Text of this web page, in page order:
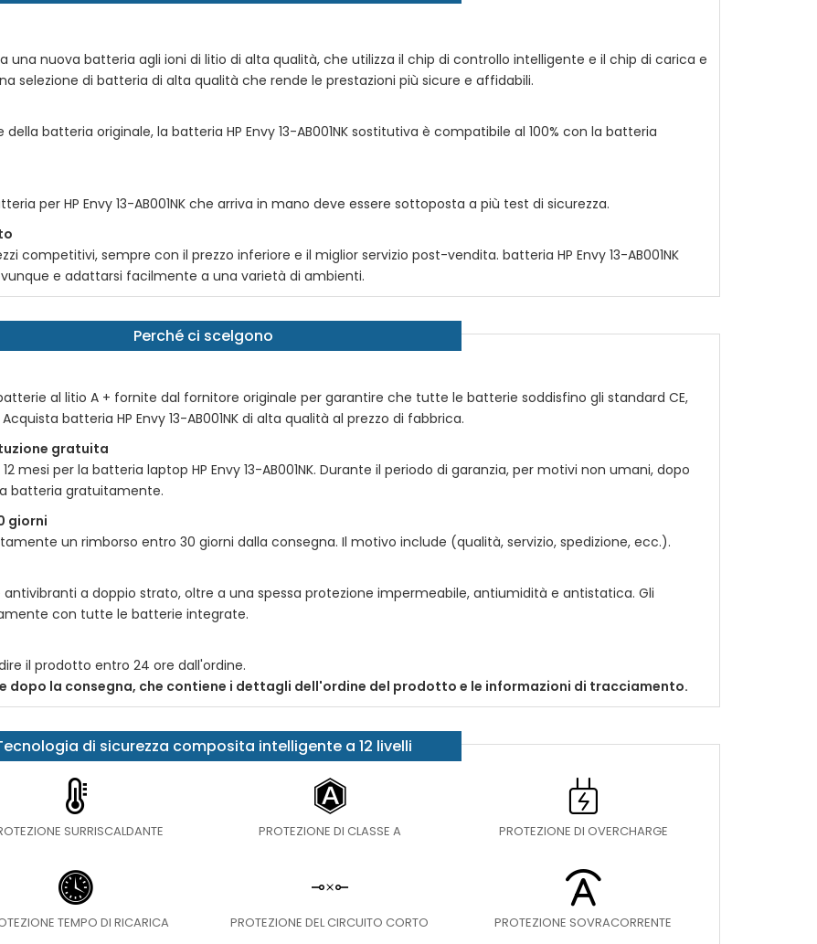
una nuova batteria agli ioni di litio di alta qualità, che utilizza il chip di controllo intelligente e il chip di carica e
selezione di batteria di alta qualità che rende le prestazioni più sicure e affidabili.
della batteria originale, la batteria HP Envy 13-AB001NK sostitutiva è compatibile al 100% con la batteria
per HP Envy 13-AB001NK che arriva in mano deve essere sottoposta a più test di sicurezza.
competitivi, sempre con il prezzo inferiore e il miglior servizio post-vendita. batteria HP Envy 13-AB001NK
e adattarsi facilmente a una varietà di ambienti.
Perché ci scelgono
al litio A + fornite dal fornitore originale per garantire che tutte le batterie soddisfino gli standard CE,
Acquista batteria HP Envy 13-AB001NK di alta qualità al prezzo di fabbrica.
gratuita
mesi per la batteria laptop HP Envy 13-AB001NK. Durante il periodo di garanzia, per motivi non umani, dopo
batteria gratuitamente.
giorni
un rimborso entro 30 giorni dalla consegna. Il motivo include (qualità, servizio, spedizione, ecc.).
a doppio strato, oltre a una spessa protezione impermeabile, antiumidità e antistatica. Gli
con tutte le batterie integrate.
il prodotto entro 24 ore dall'ordine.
dopo la consegna, che contiene i dettagli dell'ordine del prodotto e le informazioni di tracciamento.
di sicurezza composita intelligente a 12 livelli
SURRISCALDANTE PROTEZIONE DI CLASSE A PROTEZIONE DI OVERCHARGE
TEMPO DI RICARICA PROTEZIONE DEL CIRCUITO CORTO PROTEZIONE SOVRACORRENTE